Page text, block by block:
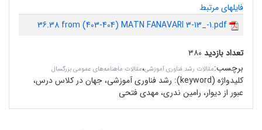
فایلهای مرتبط
36.38 from (403-404) MATN FANAVARI 3-13_-1.pdf
تعداد بازدید ۳۸۰
برچسب:مقالات رشد فناوری آموزشی،مقالات ماهنامه‌های عمومی بزرگسال
کلیدواژه (keyword):
رشد فناوری آموزشی، جهان در کلاس درس،
عبور از دیوار، رامین ندری، مهدی فتحی